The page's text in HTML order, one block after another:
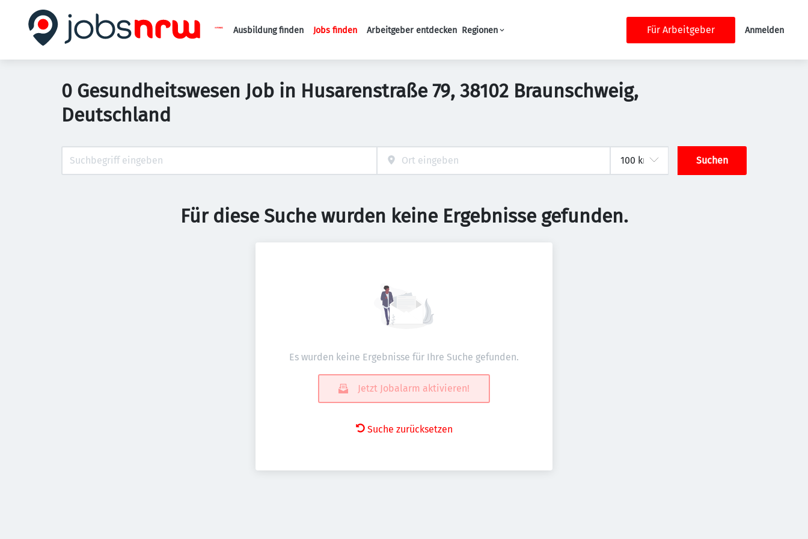
Haupt-Navigation
Ausbildung finden Jobs finden Arbeitgeber entdecken Regionen Für Arbeitgeber Anmelden
0 Gesundheitswesen Job in Husarenstraße 79, 38102 Braunschweig,
Deutschland
Suchen
Für diese Suche wurden keine Ergebnisse gefunden.
Es wurden keine Ergebnisse für Ihre Suche gefunden.
Jetzt Jobalarm aktivieren!
Suche zurücksetzen